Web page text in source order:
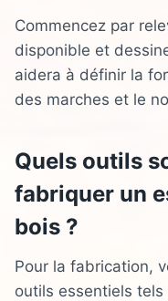
Commencez par
disponible et
aidera à définir la
des marches et le
Quels outils
fabriquer un
bois ?
Pour la fabrication,
outils essentiels tels